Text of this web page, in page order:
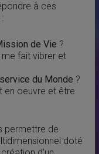
à ces
de Vie ?
fait vibrer et
du Monde ?
oeuvre et être
permettre de
doté